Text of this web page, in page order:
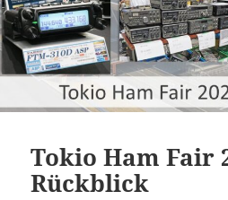
Tokio Ham Fair
Rückblick